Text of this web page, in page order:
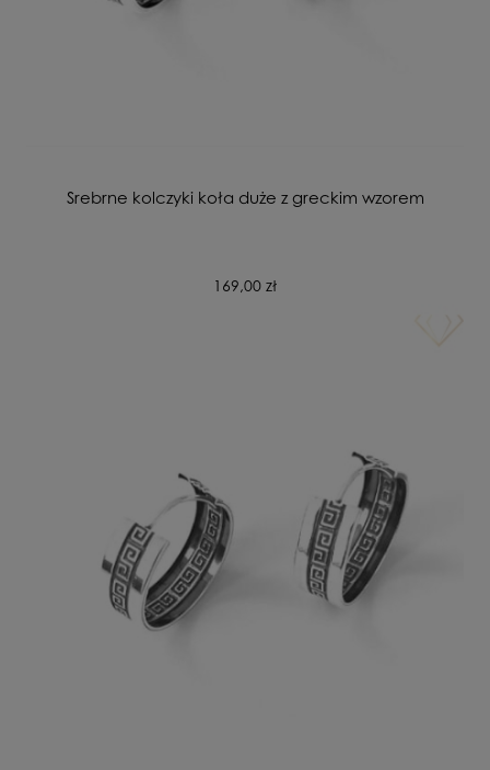
Srebrne kolczyki koła duże z greckim wzorem
169,00 zł